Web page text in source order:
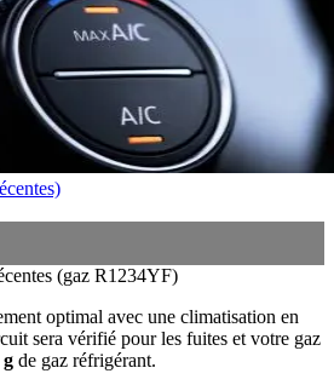
(gaz R1234YF)
optimal avec une climatisation en
sera vérifié pour les fuites et votre gaz
g de gaz réfrigérant.